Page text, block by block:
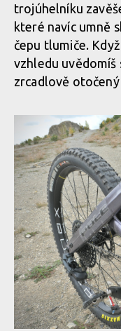
trojúhelníku
které navíc umně
čepu tlumiče.
vzhledu uvědomíš
zrcadlově